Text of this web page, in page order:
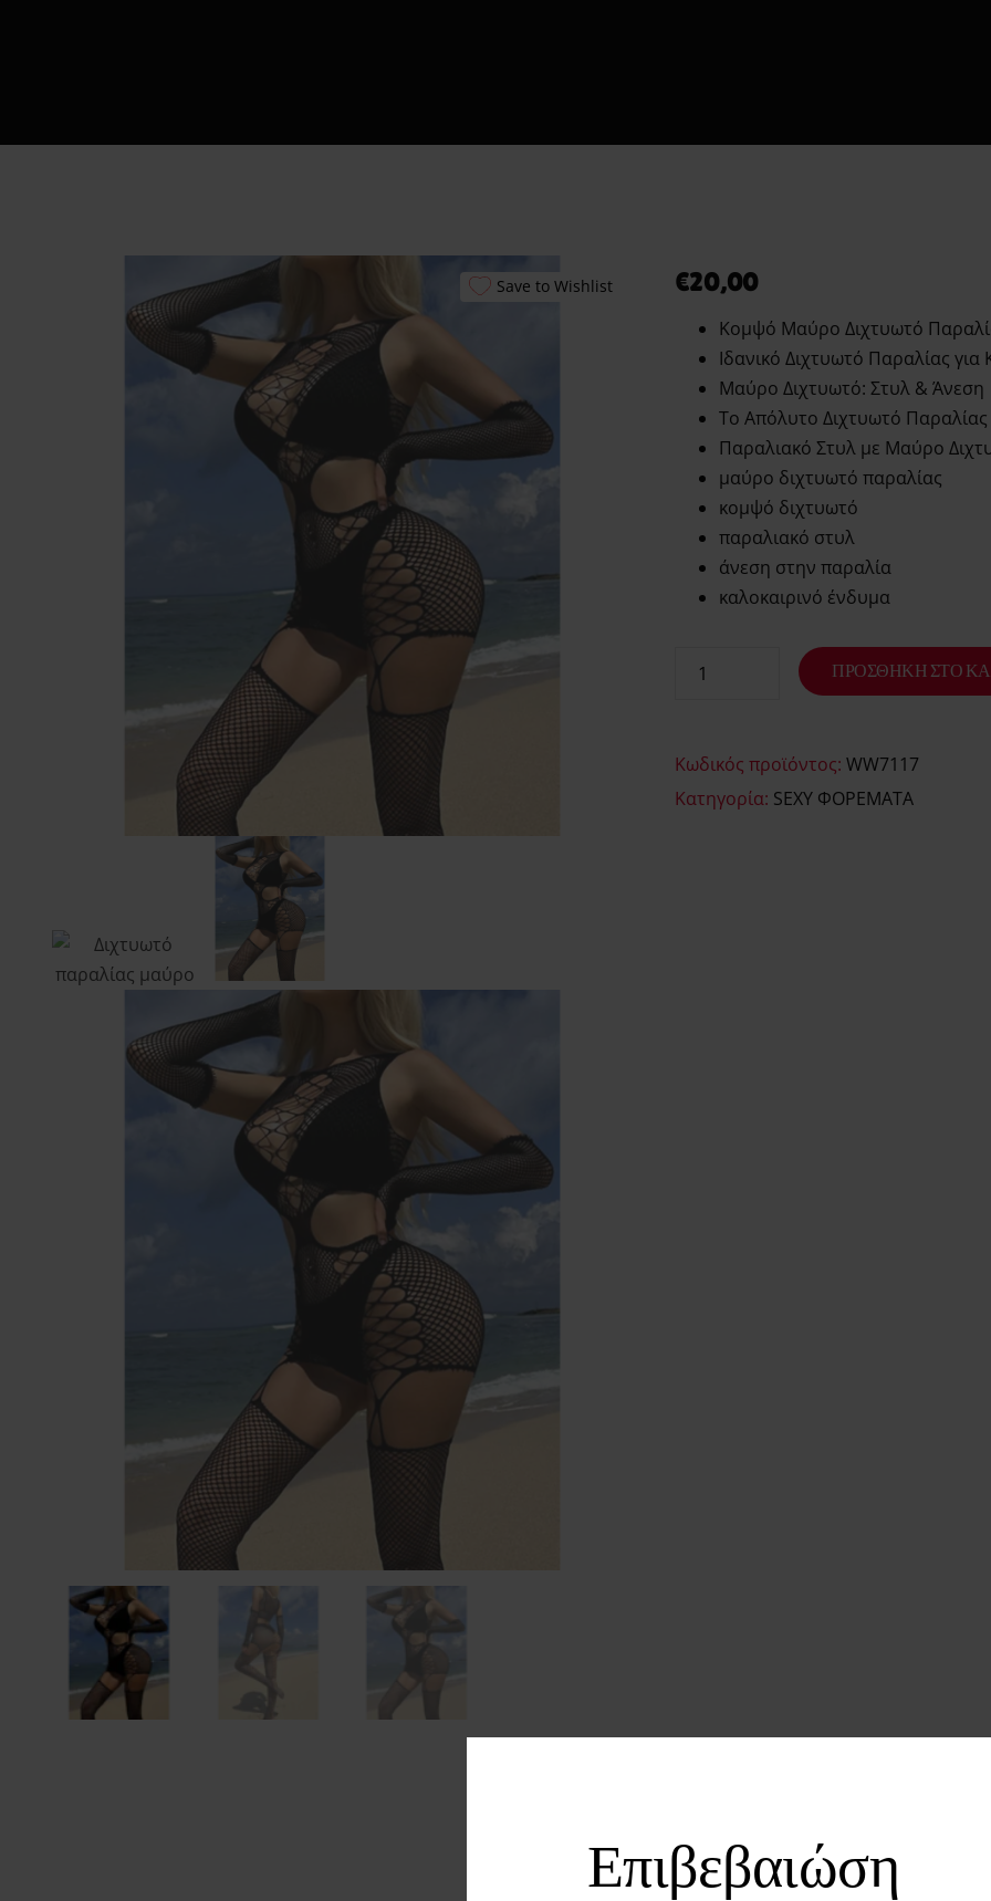
Επιβεβαιώση
Save to Wishlist €20,00
Κομψό Μαύρο Διχτυωτό
Ιδανικό Διχτυωτό Παραλίας για
Μαύρο Διχτυωτό: Στυλ & Άνεση
Το Απόλυτο Διχτυωτό Παραλίας
Παραλιακό Στυλ με Μαύρο
μαύρο διχτυωτό παραλίας
κομψό διχτυωτό
παραλιακό στυλ
άνεση στην παραλία
καλοκαιρινό ένδυμα
ΠΡΟΣΘΉΚΗ ΣΤΟ
Κωδικός προϊόντος: WW7117
Κατηγορία: SEXY ΦΟΡΕΜΑΤΑ